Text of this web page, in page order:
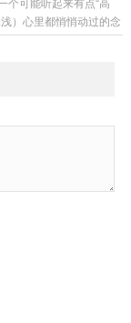
旧。可你自己清楚，
唤。今天九洲就给你说
）心里都悄悄动过的念
或者不用那么正式，就
玄机与智慧。这不是厌